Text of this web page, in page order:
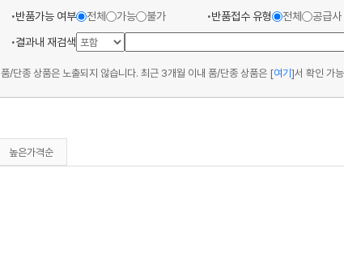
반품가능 여부 전체 가능 불가 반품접수 유형 전체 공급
결과내 재검색
품/단종 상품은 노출되지 않습니다. 최근 3개월 이내 품/단종 상품은 [여기]서 확인 가
높은가격순